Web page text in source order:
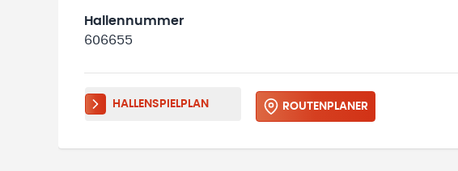
Hallennummer
606655
HALLENSPIELPLAN ROUTENPLANER